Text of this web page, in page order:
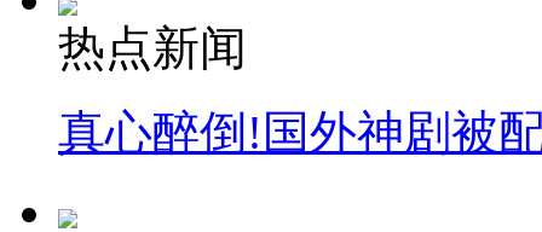
热点新闻
真心醉倒!国外神剧被